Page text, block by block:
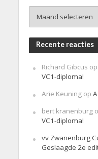
Recente reacties
Richard Gibcus op
VC1-diploma!
Arie Keuningop
bert kranenburg
VC1-diploma!
vv Zwanenburg
Geslaagde 2e